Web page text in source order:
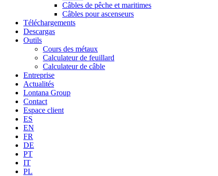
Câbles de pêche et maritimes
Câbles pour ascenseurs
Téléchargements
Descargas
Outils
Cours des métaux
Calculateur de feuillard
Calculateur de câble
Entreprise
Actualités
Lontana Group
Contact
Espace client
ES
EN
FR
DE
PT
IT
PL